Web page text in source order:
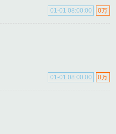
0万
01-01 08:00:00
0万
01-01 08:00:00